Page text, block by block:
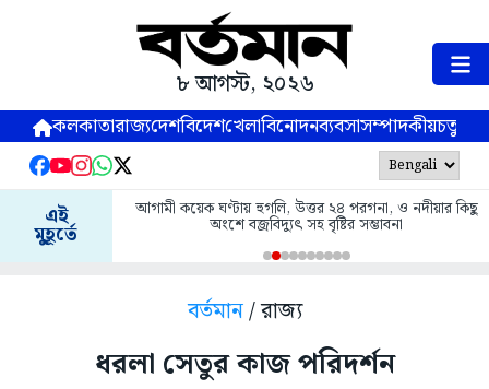
৮ আগস্ট, ২০২৬
কলকাতারাজ্যদেশবিদেশখেলাবিনোদনব্যবসাসম্পাদকীয়
এই
মুহূর্তে
আগামী কয়েক ঘণ্টায় হুগলি, উত্তর ২৪ পরগনা, ও নদীয়ার কিছু
অংশে বজ্রবিদ্যুৎ সহ বৃষ্টির সম্ভাবনা
বর্তমান/ রাজ্য
ধরলা সেতুর কাজ পরিদর্শন